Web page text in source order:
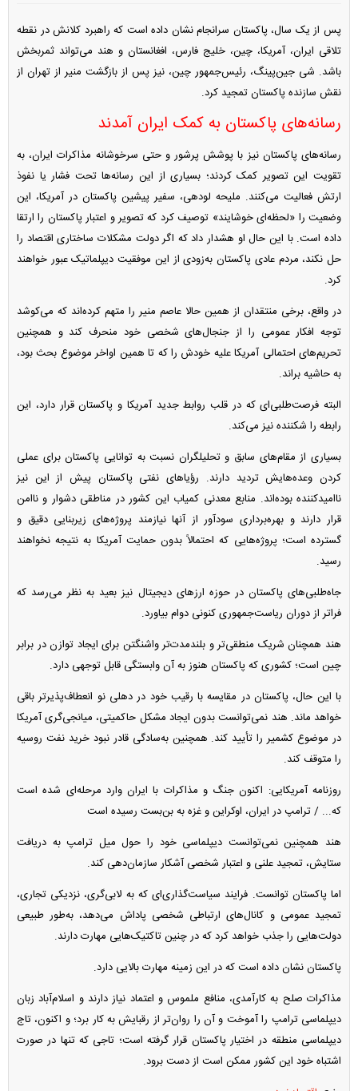
پس از یک سال، پاکستان سرانجام نشان داده است که راهبرد کلانش در نقطه
تلاقی ایران، آمریکا، چین، خلیج فارس، افغانستان و هند می‌تواند ثمربخش
باشد. شی جین‌پینگ، رئیس‌جمهور چین، نیز پس از بازگشت منیر از تهران از
نقش سازنده پاکستان تمجید کرد.
رسانه‌های پاکستان به کمک ایران آمدند
رسانه‌های پاکستان نیز با پوشش پرشور و حتی سرخوشانه مذاکرات ایران، به
تقویت این تصویر کمک کردند؛ بسیاری از این رسانه‌ها تحت فشار یا نفوذ
ارتش فعالیت می‌کنند. ملیحه لودهی، سفیر پیشین پاکستان در آمریکا، این
وضعیت را «لحظه‌ای خوشایند» توصیف کرد که تصویر و اعتبار پاکستان را ارتقا
داده است. با این حال او هشدار داد که اگر دولت مشکلات ساختاری اقتصاد را
حل نکند، مردم عادی پاکستان به‌زودی از این موفقیت دیپلماتیک عبور خواهند
کرد.
در واقع، برخی منتقدان از همین حالا عاصم منیر را متهم کرده‌اند که می‌کوشد
توجه افکار عمومی را از جنجال‌های شخصی خود منحرف کند و همچنین
تحریم‌های احتمالی آمریکا علیه خودش را که تا همین اواخر موضوع بحث بود،
به حاشیه براند.
البته فرصت‌طلبی‌ای که در قلب روابط جدید آمریکا و پاکستان قرار دارد، این
رابطه را شکننده نیز می‌کند.
بسیاری از مقام‌های سابق و تحلیلگران نسبت به توانایی پاکستان برای عملی
کردن وعده‌هایش تردید دارند. رؤیا‌های نفتی پاکستان پیش از این نیز
ناامیدکننده بوده‌اند. منابع معدنی کمیاب این کشور در مناطقی دشوار و ناامن
قرار دارند و بهره‌برداری سودآور از آنها نیازمند پروژه‌های زیربنایی دقیق و
گسترده است؛ پروژه‌هایی که احتمالاً بدون حمایت آمریکا به نتیجه نخواهند
رسید.
جاه‌طلبی‌های پاکستان در حوزه ارز‌های دیجیتال نیز بعید به نظر می‌رسد که
فراتر از دوران ریاست‌جمهوری کنونی دوام بیاورد.
هند همچنان شریک منطقی‌تر و بلندمدت‌تر واشنگتن برای ایجاد توازن در برابر
چین است؛ کشوری که پاکستان هنوز به آن وابستگی قابل توجهی دارد.
با این حال، پاکستان در مقایسه با رقیب خود در دهلی نو انعطاف‌پذیرتر باقی
خواهد ماند. هند نمی‌توانست بدون ایجاد مشکل حاکمیتی، میانجی‌گری آمریکا
در موضوع کشمیر را تأیید کند. همچنین به‌سادگی قادر نبود خرید نفت روسیه
را متوقف کند.
روزنامه آمریکایی: اکنون جنگ و مذاکرات با ایران وارد مرحله‌ای شده است
که... / ترامپ در ایران، اوکراین و غزه به بن‌بست رسیده است
هند همچنین نمی‌توانست دیپلماسی خود را حول میل ترامپ به دریافت
ستایش، تمجید علنی و اعتبار شخصی آشکار سازمان‌دهی کند.
اما پاکستان توانست. فرایند سیاست‌گذاری‌ای که به لابی‌گری، نزدیکی تجاری،
تمجید عمومی و کانال‌های ارتباطی شخصی پاداش می‌دهد، به‌طور طبیعی
دولت‌هایی را جذب خواهد کرد که در چنین تاکتیک‌هایی مهارت دارند.
پاکستان نشان داده است که در این زمینه مهارت بالایی دارد.
مذاکرات صلح به کارآمدی، منافع ملموس و اعتماد نیاز دارند و اسلام‌آباد زبان
دیپلماسی ترامپ را آموخت و آن را روان‌تر از رقبایش به کار برد؛ و اکنون، تاج
دیپلماسی منطقه در اختیار پاکستان قرار گرفته است؛ تاجی که تنها در صورت
اشتباه خود این کشور ممکن است از دست برود.